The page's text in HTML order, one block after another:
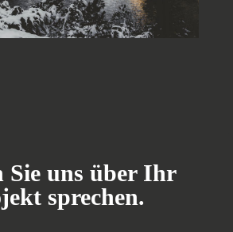
Sie uns über Ihr
sprechen.